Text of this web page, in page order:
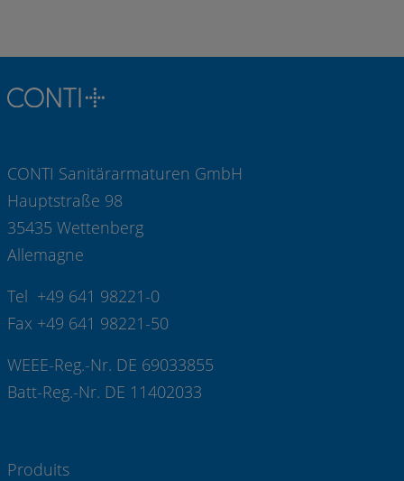
CONTI Sanitärarmaturen GmbH
Hauptstraße 98
35435 Wettenberg
Allemagne
Tel +49 641 98221-0
Fax +49 641 98221-50
WEEE-Reg.-Nr. DE 69033855
Batt-Reg.-Nr. DE 11402033
Produits